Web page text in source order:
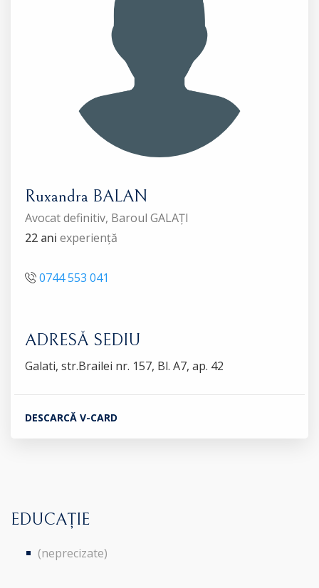
Ruxandra BALAN
Avocat definitiv, Baroul GALAȚI
22 ani experiență
0744 553 041
ADRESĂ SEDIU
Galati, str.Brailei nr. 157, Bl. A7, ap. 42
DESCARCĂ V-CARD
EDUCAȚIE
(neprecizate)